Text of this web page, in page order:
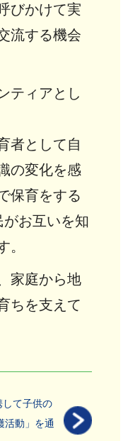
びかけて実
流する機会
ティアとし
者として自
の変化を感
保育をする
お互いを知
。
家庭から地
ちを支えて
して子供の
活動」を通